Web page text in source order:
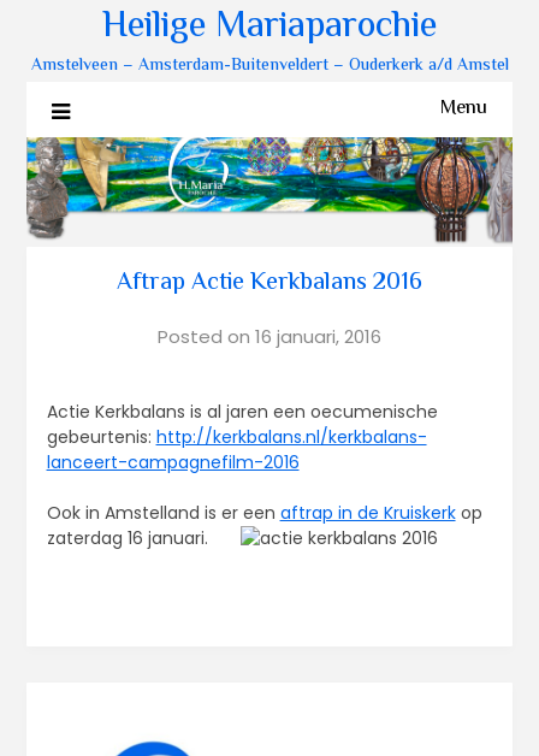
Heilige Mariaparochie
Amstelveen – Amsterdam-Buitenveldert – Ouderkerk a/d Amstel
Menu
Aftrap Actie Kerkbalans 2016
Posted on 16 januari, 2016
Actie Kerkbalans is al jaren een oecumenische
gebeurtenis: http://kerkbalans.nl/kerkbalans-
lanceert-campagnefilm-2016
Ook in Amstelland is er een aftrap in de Kruiskerkop
zaterdag 16 januari.